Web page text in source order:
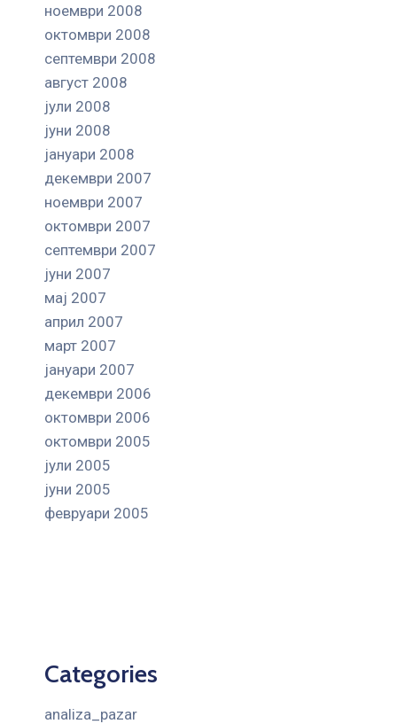
ноември 2008
октомври 2008
септември 2008
август 2008
јули 2008
јуни 2008
јануари 2008
декември 2007
ноември 2007
октомври 2007
септември 2007
јуни 2007
мај 2007
април 2007
март 2007
јануари 2007
декември 2006
октомври 2006
октомври 2005
јули 2005
јуни 2005
февруари 2005
Categories
analiza_pazar